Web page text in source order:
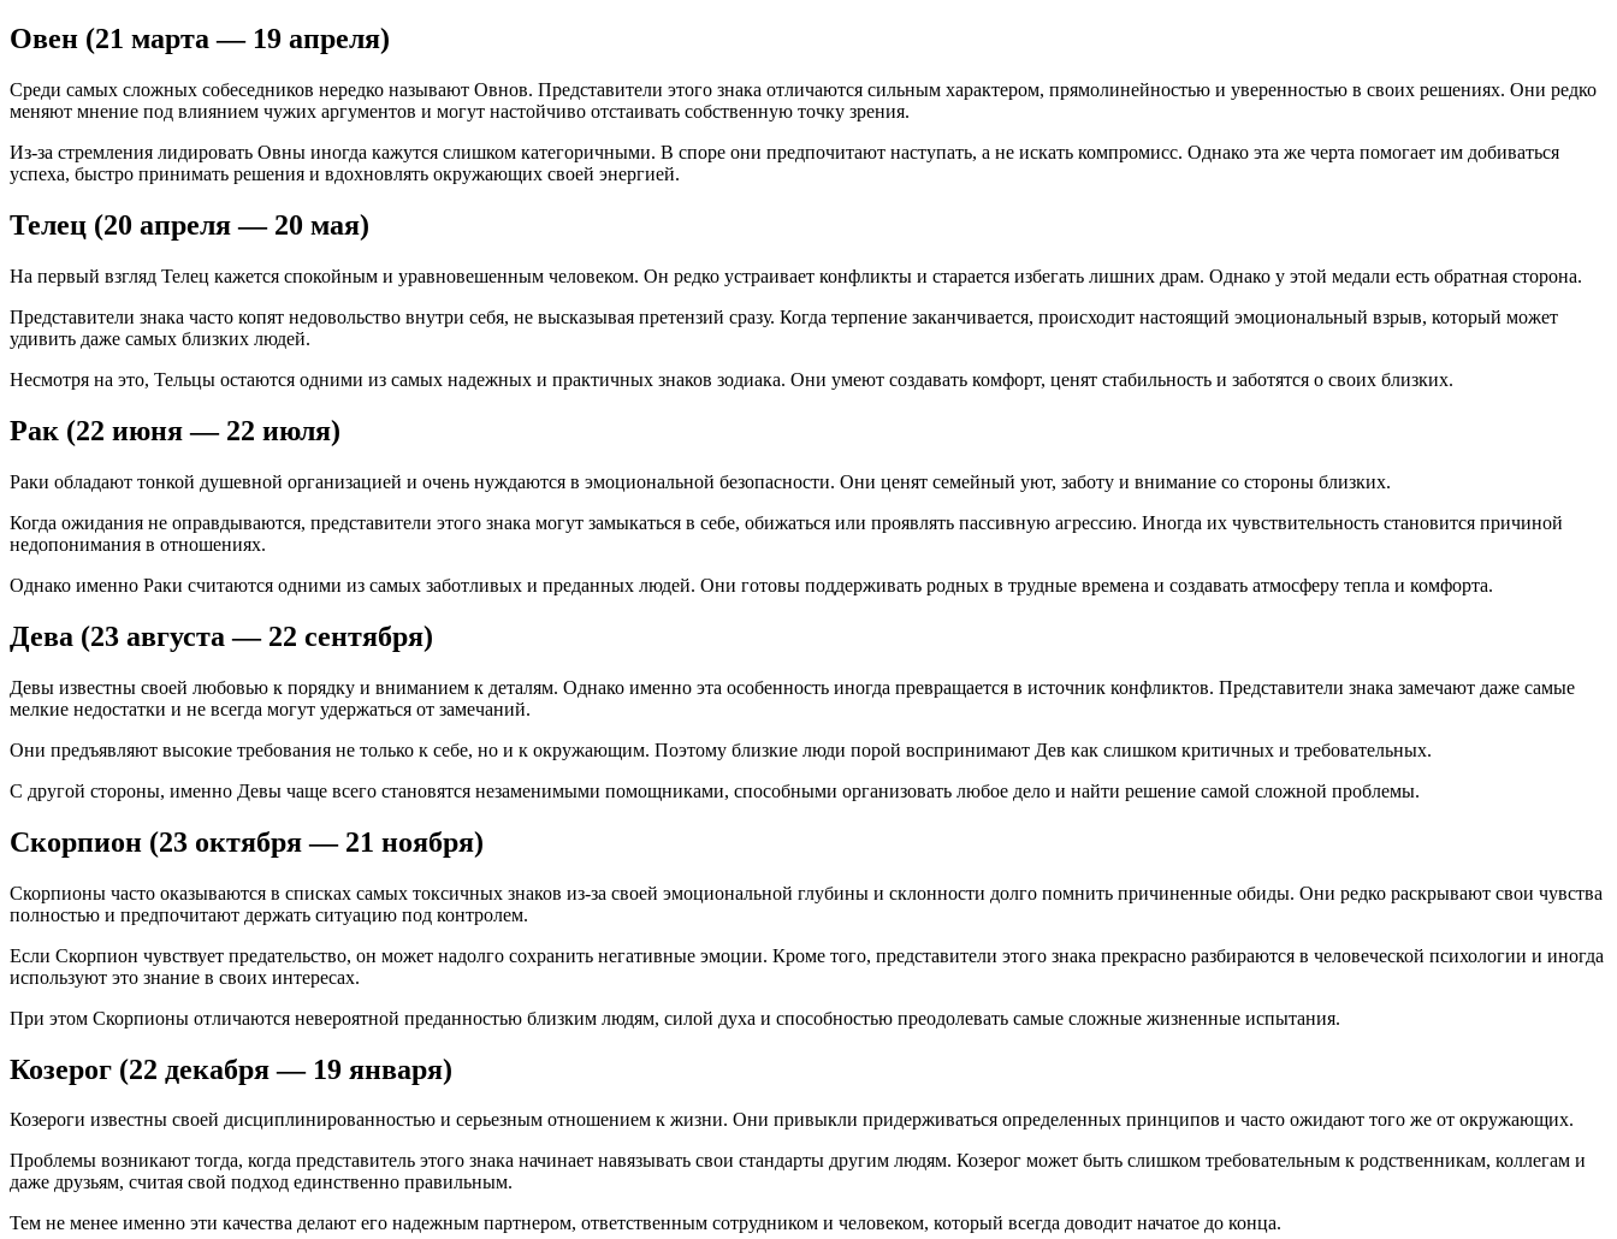
Овен (21 марта — 19 апреля)
Среди самых сложных собеседников нередко называют Овнов. Представители этого знака отличаются сильным характером, прямолинейностью и уверенностью в своих решениях. Они редко
меняют мнение под влиянием чужих аргументов и могут настойчиво отстаивать собственную точку зрения.
Из-за стремления лидировать Овны иногда кажутся слишком категоричными. В споре они предпочитают наступать, а не искать компромисс. Однако эта же черта помогает им добиваться
успеха, быстро принимать решения и вдохновлять окружающих своей энергией.
Телец (20 апреля — 20 мая)
На первый взгляд Телец кажется спокойным и уравновешенным человеком. Он редко устраивает конфликты и старается избегать лишних драм. Однако у этой медали есть обратная сторона.
Представители знака часто копят недовольство внутри себя, не высказывая претензий сразу. Когда терпение заканчивается, происходит настоящий эмоциональный взрыв, который может
удивить даже самых близких людей.
Несмотря на это, Тельцы остаются одними из самых надежных и практичных знаков зодиака. Они умеют создавать комфорт, ценят стабильность и заботятся о своих близких.
Рак (22 июня — 22 июля)
Раки обладают тонкой душевной организацией и очень нуждаются в эмоциональной безопасности. Они ценят семейный уют, заботу и внимание со стороны близких.
Когда ожидания не оправдываются, представители этого знака могут замыкаться в себе, обижаться или проявлять пассивную агрессию. Иногда их чувствительность становится причиной
недопонимания в отношениях.
Однако именно Раки считаются одними из самых заботливых и преданных людей. Они готовы поддерживать родных в трудные времена и создавать атмосферу тепла и комфорта.
Дева (23 августа — 22 сентября)
Девы известны своей любовью к порядку и вниманием к деталям. Однако именно эта особенность иногда превращается в источник конфликтов. Представители знака замечают даже самые
мелкие недостатки и не всегда могут удержаться от замечаний.
Они предъявляют высокие требования не только к себе, но и к окружающим. Поэтому близкие люди порой воспринимают Дев как слишком критичных и требовательных.
С другой стороны, именно Девы чаще всего становятся незаменимыми помощниками, способными организовать любое дело и найти решение самой сложной проблемы.
Скорпион (23 октября — 21 ноября)
Скорпионы часто оказываются в списках самых токсичных знаков из-за своей эмоциональной глубины и склонности долго помнить причиненные обиды. Они редко раскрывают свои чувства
полностью и предпочитают держать ситуацию под контролем.
Если Скорпион чувствует предательство, он может надолго сохранить негативные эмоции. Кроме того, представители этого знака прекрасно разбираются в человеческой психологии и иногда
используют это знание в своих интересах.
При этом Скорпионы отличаются невероятной преданностью близким людям, силой духа и способностью преодолевать самые сложные жизненные испытания.
Козерог (22 декабря — 19 января)
Козероги известны своей дисциплинированностью и серьезным отношением к жизни. Они привыкли придерживаться определенных принципов и часто ожидают того же от окружающих.
Проблемы возникают тогда, когда представитель этого знака начинает навязывать свои стандарты другим людям. Козерог может быть слишком требовательным к родственникам, коллегам и
даже друзьям, считая свой подход единственно правильным.
Тем не менее именно эти качества делают его надежным партнером, ответственным сотрудником и человеком, который всегда доводит начатое до конца.